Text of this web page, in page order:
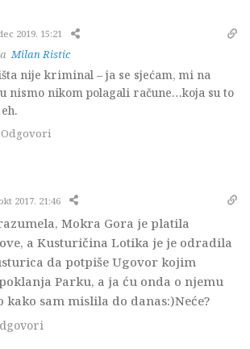
2019. 15:21
Milan Ristic
nije kriminal – ja se sjećam, mi na
nismo nikom polagali račune…koja su to
Odgovori
2017. 21:46
Mokra Gora je platila
a Kusturičina Lotika je je odradila
da potpiše Ugovor kojim
Parku, a ja ću onda o njemu
sam mislila do danas:)Neće?